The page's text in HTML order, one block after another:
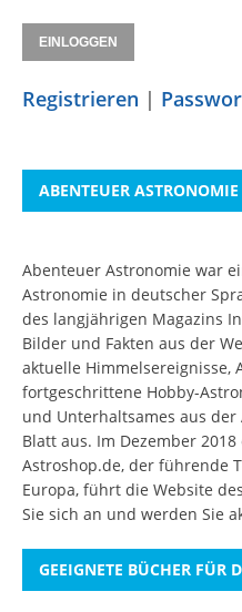
Registrieren |
ABENTEUER ASTRONOMIE
Abenteuer Astronomie war
Astronomie in deutscher
des langjährigen Magazins
Bilder und Fakten aus der
aktuelle Himmelsereignisse,
fortgeschrittene Hobby-
und Unterhaltsames aus
Blatt aus. Im Dezember
Astroshop.de, der führende
Europa, führt die Website
Sie sich an und werden Sie
GEEIGNETE BÜCHER FÜR